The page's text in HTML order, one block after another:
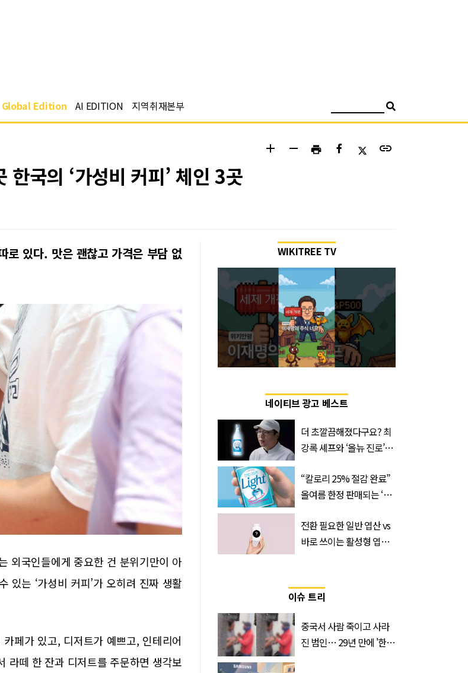
Global Edition AI EDITION 지역취재본부
add remove print link
국의 ‘가성비 커피’ 체인 3곳
로 있다. 맛은 괜찮고 가격은 부담 없
외국인들에게 중요한 건 분위기만이 아
있는 ‘가성비 커피’가 오히려 진짜 생활
페가 있고, 디저트가 예쁘고, 인테리어
라떼 한 잔과 디저트를 주문하면 생각보
WIKITREE TV
네이티브 광고 베스트
더 초깔끔해졌다구요? 최
강록 셰프와 ‘올뉴 진로’의
“칼로리 25% 절감 완료”
올여름 한정 판매되는 ‘최
전환 필요한 일반 엽산 vs
바로 쓰이는 활성형 엽
이슈 트리
중국서 사람 죽이고 사라
진 범인… 29년 만에 '한